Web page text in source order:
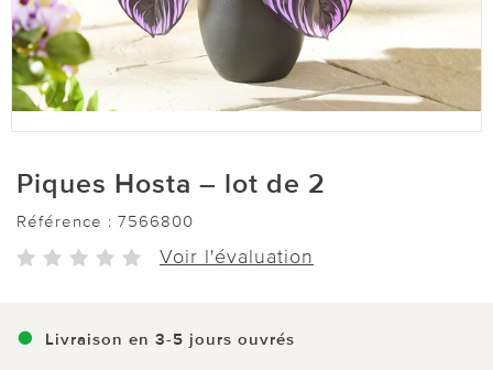
Piques Hosta – lot de 2
Référence : 7566800
Voir l'évaluation
Livraison en 3-5 jours ouvrés